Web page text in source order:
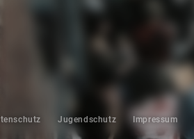
Jugendschutz Impressum